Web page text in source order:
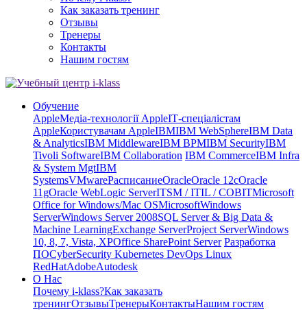
Как заказать тренинг
Отзывы
Тренеры
Контакты
Нашим гостям
Обучение
AppleМедіа-технології AppleІТ-спеціалістам
AppleКористувачам AppleIBMIBM WebSphereIBM Data
& AnalyticsIBM MiddlewareIBM BPMIBM SecurityIBM
Tivoli SoftwareIBM Collaboration IBM CommerceIBM Infra
& System MgtIBM
SystemsVMwareРасписаниеOracleOracle 12cOracle
11gOracle WebLogic ServerITSM / ITIL / COBITMicrosoft
Office for Windows/Mac OSMicrosoftWindows
ServerWindows Server 2008SQL Server & Big Data &
Machine LearningExchange ServerProject ServerWindows
10, 8, 7, Vista, XPOffice SharePoint Server Разработка
ПОCyberSecurity Kubernetes DevOps Linux
RedHatAdobeAutodesk
О Нас
Почему i-klass?Как заказать
тренингОтзывыТренерыКонтактыНашим гостям